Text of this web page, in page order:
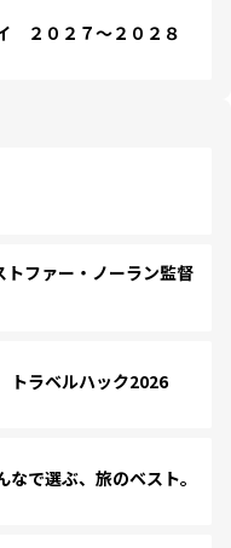
２０２７～２０２８
ファー・ノーラン監督
ラベルハック2026
で選ぶ、旅のベスト。